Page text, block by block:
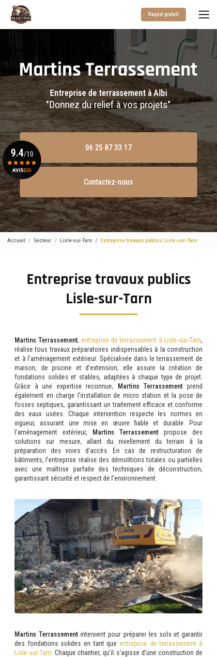
contenu
Rappel gratuit
Entreprise de terrassement à Albi
"Donnez du relief à vos projets"
06 25 87 33 17
Contactez-nous
9.4/10
Voir le certificat
Accueil Secteur Lisle-sur-Tarn Entreprise travaux publics Lisle-sur-Tarn
Entreprise travaux publics
Lisle-sur-Tarn
Martins Terrassement, entreprise de terrassement à Lisle-sur-Tarn,
réalise tous travaux préparatoires indispensables à la construction
et à l’aménagement extérieur. Spécialisée dans le terrassement de
maison, de piscine et d’extension, elle assure la création de
fondations solides et stables, adaptées à chaque type de projet.
Grâce à une expertise reconnue, Martins Terrassement prend
également en charge l’installation de micro station et la pose de
fosses septiques, garantissant un traitement efficace et conforme
des eaux usées. Chaque intervention respecte les normes en
vigueur, assurant une mise en œuvre fiable et durable. Pour
l’aménagement extérieur, Martins Terrassement propose des
solutions sur mesure, allant du nivellement du terrain à la
préparation des voies d’accès. En cas de restructuration de
bâtiments, l’entreprise réalise des démolitions totales ou partielles
avec une maîtrise parfaite des techniques de déconstruction,
garantissant sécurité et respect de l’environnement.
Martins Terrassement intervient pour préparer les sols et garantir
des fondations solides en tant que entreprise de terrassement à
Lisle-sur-Tarn . Chaque chantier, qu’il s’agisse d’une construction de